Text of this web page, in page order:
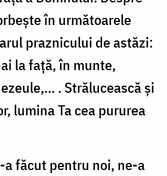
în următoarele
praznicului de astăzi:
la faţă, în munte,
. Strălucească şi
lumina Ta cea pururea
făcut pentru noi, ne-a